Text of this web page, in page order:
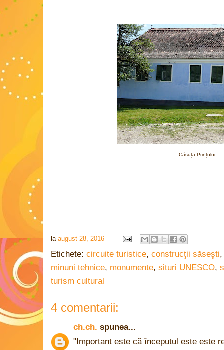
Căsuța Prințului
la august 28, 2016
Etichete: circuite turistice, construcţii săseşti
minuni tehnice, monumente, situri UNESCO,
turism cultural
4 comentarii:
ch.ch. spunea...
"Important este că începutul este este